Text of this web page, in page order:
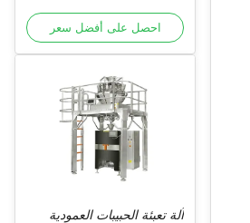
احصل على أفضل سعر
آلة تعبئة الحبيبات العمودية